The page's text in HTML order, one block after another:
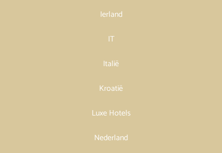
Ierland
IT
Italië
Kroatië
Luxe Hotels
Nederland